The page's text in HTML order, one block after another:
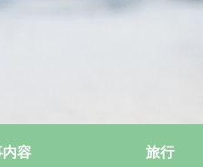
容 旅行